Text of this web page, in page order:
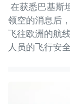
在获悉巴基斯
领空的消息后
飞往欧洲的航
人员的飞行安全